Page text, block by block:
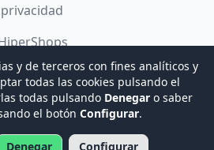
e Inmótica Ingenieros, S.L.
y de terceros con fines analíticos y
todas las cookies pulsando el
todas pulsando Denegar o saber
el botón Configurar.
Denegar Configurar